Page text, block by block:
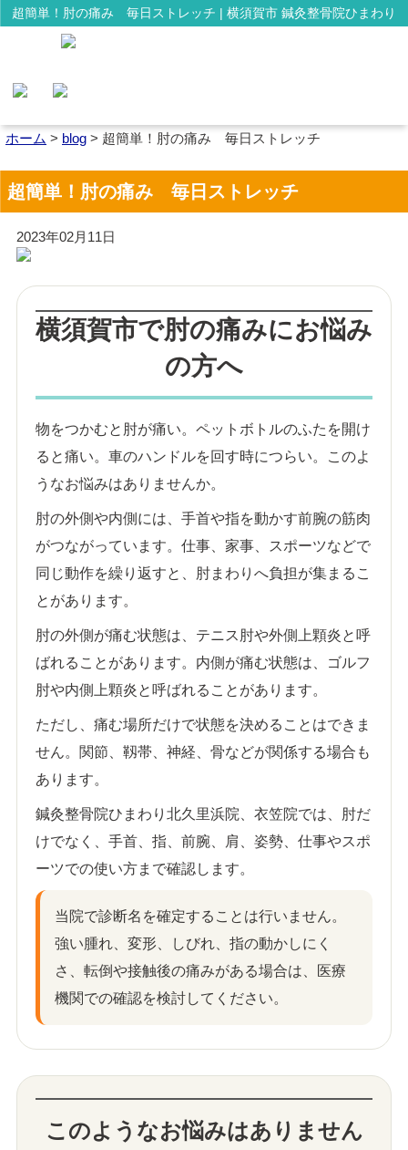
超簡単！肘の痛み 毎日ストレッチ | 横須賀市 鍼灸整骨院ひまわり
ホーム > blog > 超簡単！肘の痛み 毎日ストレッチ
超簡単！肘の痛み 毎日ストレッチ
2023年02月11日
横須賀市で肘の痛みにお悩み
の方へ
物をつかむと肘が痛い。ペットボトルのふたを開け
ると痛い。車のハンドルを回す時につらい。このよ
うなお悩みはありませんか。
肘の外側や内側には、手首や指を動かす前腕の筋肉
がつながっています。仕事、家事、スポーツなどで
同じ動作を繰り返すと、肘まわりへ負担が集まるこ
とがあります。
肘の外側が痛む状態は、テニス肘や外側上顆炎と呼
ばれることがあります。内側が痛む状態は、ゴルフ
肘や内側上顆炎と呼ばれることがあります。
ただし、痛む場所だけで状態を決めることはできま
せん。関節、靱帯、神経、骨などが関係する場合も
あります。
鍼灸整骨院ひまわり北久里浜院、衣笠院では、肘だ
けでなく、手首、指、前腕、肩、姿勢、仕事やスポ
ーツでの使い方まで確認します。
当院で診断名を確定することは行いません。
強い腫れ、変形、しびれ、指の動かしにく
さ、転倒や接触後の痛みがある場合は、医療
機関での確認を検討してください。
このようなお悩みはありません